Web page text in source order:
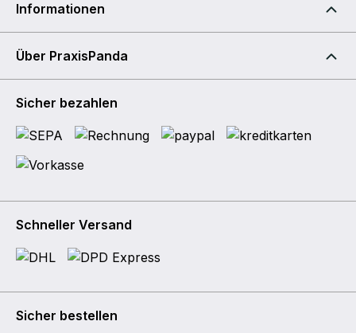
Informationen
Über PraxisPanda
Sicher bezahlen
Schneller Versand
Sicher bestellen